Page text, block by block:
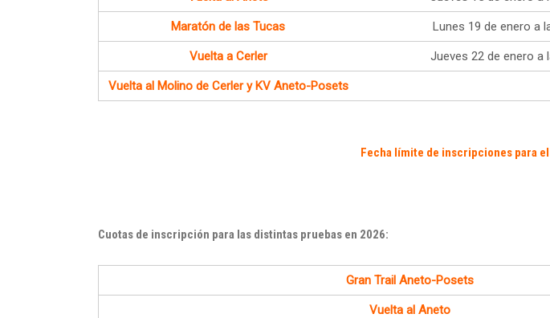
Recomendaciones y
obligaciones en el
Parque Natural
Posets-Maladeta
Planifica tu nutrición
con Näak
Maratón de las Tucas Lunes 19 de enero a
Vuelta a Cerler Jueves 22 de enero a
Vuelta al Molino de Cerler y KV Aneto-Posets
Fecha límite de inscripciones para
Cuotas de inscripción para las distintas pruebas en 2026:
Gran Trail Aneto-Posets
Vuelta al Aneto